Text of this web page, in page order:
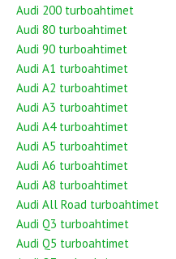
Audi 200 turboahtimet
Audi 80 turboahtimet
Audi 90 turboahtimet
Audi A1 turboahtimet
Audi A2 turboahtimet
Audi A3 turboahtimet
Audi A4 turboahtimet
Audi A5 turboahtimet
Audi A6 turboahtimet
Audi A8 turboahtimet
Audi All Road turboahtimet
Audi Q3 turboahtimet
Audi Q5 turboahtimet